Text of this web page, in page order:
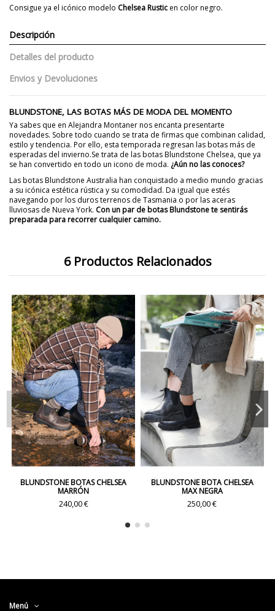
Consigue ya el icónico modelo ChelseaRustic en color negro.
Descripción
Detalles del producto
Envios y Devoluciones
BLUNDSTONE, LAS BOTAS MÁS DE MODA DEL MOMENTO
Ya sabes que en Alejandra Montaner nos encanta presentarte
novedades. Sobre todo cuando se trata de firmas que combinan calidad,
estilo y tendencia. Por ello, esta temporada regresan las botas más de
esperadas del invierno.Se trata de las botas Blundstone Chelsea, que ya
se han convertido en todo un icono de moda. ¿Aún no las conoces?
Las botas Blundstone Australia han conquistado a medio mundo gracias
a su icónica estética rústica y su comodidad. Da igual que estés
navegando por los duros terrenos de Tasmania o por las aceras
lluviosas de Nueva York. Con un par de botas Blundstone te sentirás
preparada para recorrer cualquier camino.
6 Productos Relacionados
BLUNDSTONE BOTAS CHELSEA
MARRÓN
240,00 €
BLUNDSTONE BOTA CHELSEA
MAX NEGRA
250,00 €
Menú